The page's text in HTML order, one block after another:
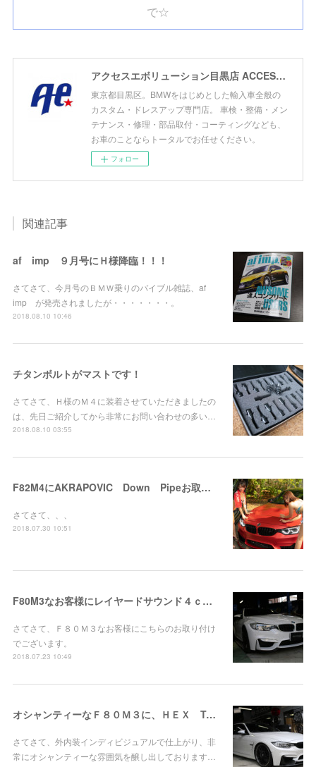
で☆
アクセスエボリューション目黒店 ACCESS EVOLUTION MEGURO
東京都目黒区。BMWをはじめとした輸入車全般の
カスタム・ドレスアップ専門店。 車検・整備・メン
テナンス・修理・部品取付・コーティングなども、
お車のことならトータルでお任せください。
フォロー
関連記事
af imp ９月号にＨ様降臨！！！
さてさて、今月号のＢＭＷ乗りのバイブル雑誌、af
imp が発売されましたが・・・・・・・。
2018.08.10 10:46
チタンボルトがマストです！
さてさて、Ｈ様のＭ４に装着させていただきましたの
は、先日ご紹介してから非常にお問い合わせの多い…
2018.08.10 03:55
F82M4にAKRAPOVIC Down Pipeお取り付け！
さてさて、、、
2018.07.30 10:51
F80M3なお客様にレイヤードサウンド４ｃｈお取り付け！
さてさて、Ｆ８０Ｍ３なお客様にこちらのお取り付け
でございます。
2018.07.23 10:49
オシャンティーなＦ８０Ｍ３に、ＨＥＸ Tuning Ｓｔａｇｅ３！
さてさて、外内装インディビジュアルで仕上がり、非
常にオシャンティーな雰囲気を醸し出しております…